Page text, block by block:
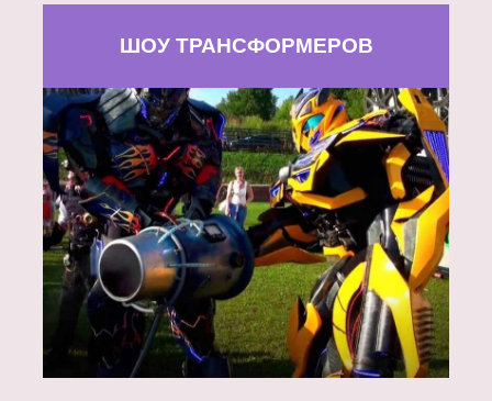
ШОУ ТРАНСФОРМЕРОВ